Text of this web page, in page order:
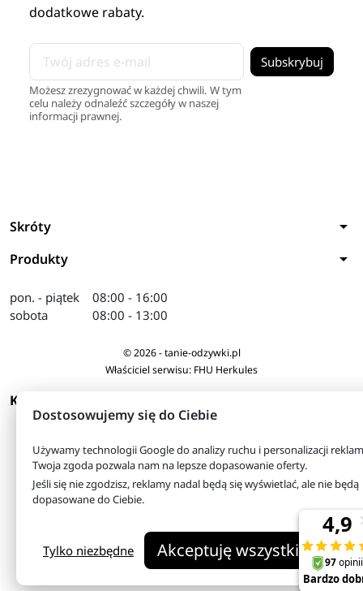
dodatkowe rabaty.
Możesz zrezygnować w każdej chwili. W tym
celu należy odnaleźć szczegóły w naszej
informacji prawnej.
Skróty arrow_drop_down
Produkty arrow_drop_down
pon. - piątek
sobota
08:00 - 16:00
08:00 - 13:00
© 2026 - tanie-odzywki.pl
Właściciel serwisu: FHU Herkules
KONTAKT
Dostosowujemy się do Ciebie
Używamy technologii Google do analizy ruchu i personalizacji
Twoja zgoda pozwala nam na lepsze dopasowanie oferty.
Jeśli się nie zgodzisz, reklamy nadal będą się wyświetlać, ale nie będą
dopasowane do Ciebie.
Tylko niezbędne Akceptuję wszystkie